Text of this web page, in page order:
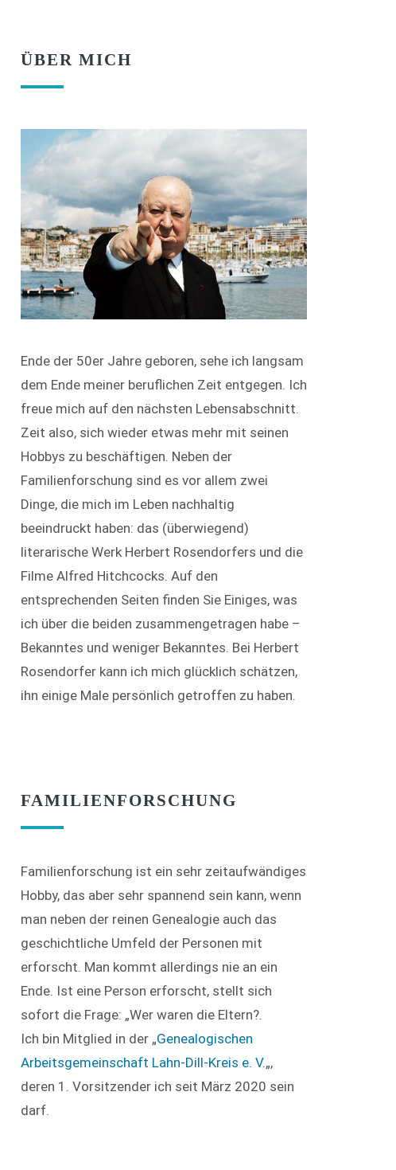
ÜBER MICH
Ende der 50er Jahre geboren, sehe ich langsam
dem Ende meiner beruflichen Zeit entgegen. Ich
freue mich auf den nächsten Lebensabschnitt.
Zeit also, sich wieder etwas mehr mit seinen
Hobbys zu beschäftigen. Neben der
Familienforschung sind es vor allem zwei
Dinge, die mich im Leben nachhaltig
beeindruckt haben: das (überwiegend)
literarische Werk Herbert Rosendorfers und die
Filme Alfred Hitchcocks. Auf den
entsprechenden Seiten finden Sie Einiges, was
ich über die beiden zusammengetragen habe –
Bekanntes und weniger Bekanntes. Bei Herbert
Rosendorfer kann ich mich glücklich schätzen,
ihn einige Male persönlich getroffen zu haben.
FAMILIENFORSCHUNG
Familienforschung ist ein sehr zeitaufwändiges
Hobby, das aber sehr spannend sein kann, wenn
man neben der reinen Genealogie auch das
geschichtliche Umfeld der Personen mit
erforscht. Man kommt allerdings nie an ein
Ende. Ist eine Person erforscht, stellt sich
sofort die Frage: „Wer waren die Eltern?.
Ich bin Mitglied in der „Genealogischen
Arbeitsgemeinschaft Lahn-Dill-Kreis e. V.„,
deren 1. Vorsitzender ich seit März 2020 sein
darf.